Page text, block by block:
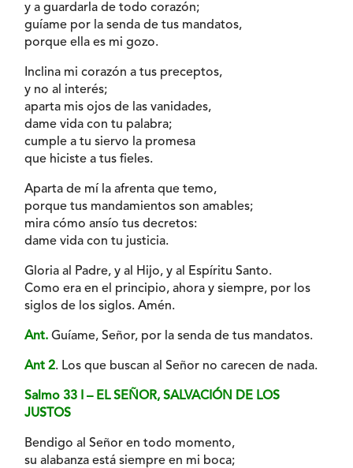
y a guardarla de todo corazón;
guíame por la senda de tus mandatos,
porque ella es mi gozo.
Inclina mi corazón a tus preceptos,
y no al interés;
aparta mis ojos de las vanidades,
dame vida con tu palabra;
cumple a tu siervo la promesa
que hiciste a tus fieles.
Aparta de mí la afrenta que temo,
porque tus mandamientos son amables;
mira cómo ansío tus decretos:
dame vida con tu justicia.
Gloria al Padre, y al Hijo, y al Espíritu Santo.
Como era en el principio, ahora y siempre, por los
siglos de los siglos. Amén.
Ant. Guíame, Señor, por la senda de tus mandatos.
Ant 2. Los que buscan al Señor no carecen de nada.
Salmo 33 I – EL SEÑOR, SALVACIÓN DE LOS
JUSTOS
Bendigo al Señor en todo momento,
su alabanza está siempre en mi boca;